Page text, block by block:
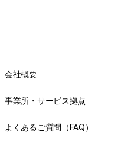
会社概要
事業所・サービス拠点
よくあるご質問（FAQ）